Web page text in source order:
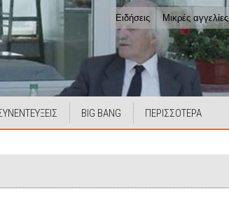
Ειδήσεις Μικρές αγγελίες
BIG BANG ΠΕΡΙΣΣΟΤΕΡΑ